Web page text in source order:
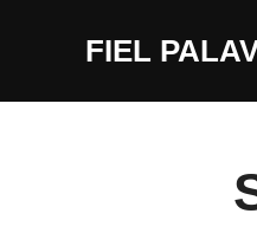
FIEL